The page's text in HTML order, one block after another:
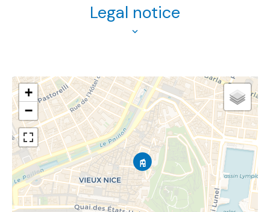
Legal notice
+
−